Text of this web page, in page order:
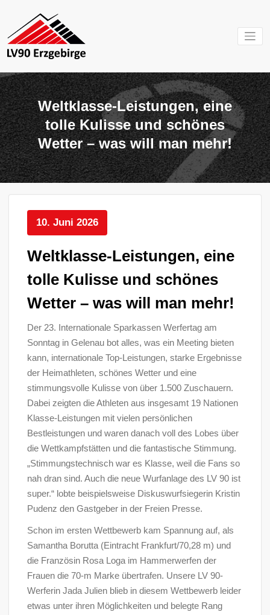
springen
e.V.
Mein Verein im
Weltklasse-Leistungen, eine
tolle Kulisse und schönes
Wetter – was will man mehr!
10. Juni 2026
Weltklasse-Leistungen, eine
tolle Kulisse und schönes
Wetter – was will man mehr!
Der 23. Internationale Sparkassen Werfertag am
Sonntag in Gelenau bot alles, was ein Meeting bieten
kann, internationale Top-Leistungen, starke Ergebnisse
der Heimathleten, schönes Wetter und eine
stimmungsvolle Kulisse von über 1.500 Zuschauern.
Dabei zeigten die Athleten aus insgesamt 19 Nationen
Klasse-Leistungen mit vielen persönlichen
Bestleistungen und waren danach voll des Lobes über
die Wettkampfstätten und die fantastische Stimmung.
„Stimmungstechnisch war es Klasse, weil die Fans so
nah dran sind. Auch die neue Wurfanlage des LV 90 ist
super.“ lobte beispielsweise Diskuswurfsiegerin Kristin
Pudenz den Gastgeber in der Freien Presse.
Schon im ersten Wettbewerb kam Spannung auf, als
Samantha Borutta (Eintracht Frankfurt/70,28 m) und
die Französin Rosa Loga im Hammerwerfen der
Frauen die 70-m Marke übertrafen. Unsere LV 90-
Werferin Jada Julien blieb in diesem Wettbewerb leider
etwas unter ihren Möglichkeiten und belegte Rang